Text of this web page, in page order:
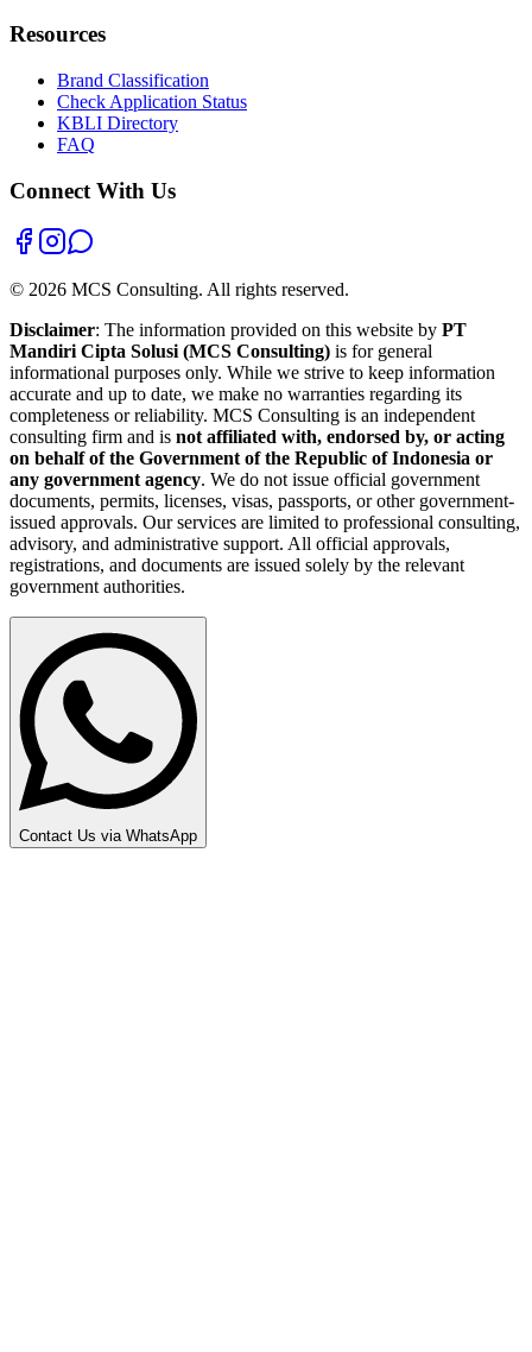
Resources
Brand Classification
Check Application Status
KBLI Directory
FAQ
Connect With Us
© 2026 MCS Consulting. All rights reserved.
Disclaimer: The information provided on this website by PT
Mandiri Cipta Solusi (MCS Consulting) is for general
informational purposes only. While we strive to keep information
accurate and up to date, we make no warranties regarding its
completeness or reliability. MCS Consulting is an independent
consulting firm and is not affiliated with, endorsed by, or acting
on behalf of the Government of the Republic of Indonesia or
any government agency. We do not issue official government
documents, permits, licenses, visas, passports, or other government-
issued approvals. Our services are limited to professional consulting,
advisory, and administrative support. All official approvals,
registrations, and documents are issued solely by the relevant
government authorities.
Contact Us via WhatsApp